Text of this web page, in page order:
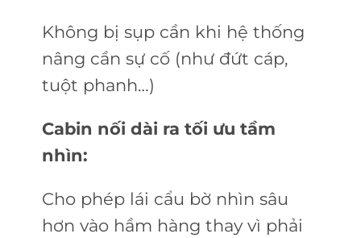
Không bị sụp cần khi hệ thống
nâng cần sự cố (như đứt cáp,
tuột phanh…)
Cabin nối dài ra tối ưu tầm
nhìn:
Cho phép lái cẩu bờ nhìn sâu
hơn vào hầm hàng thay vì phải